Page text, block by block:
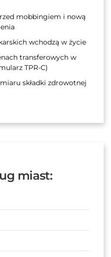
mobbingiem i nową
wchodzą w życie
transferowych w
TPR-C)
składki zdrowotnej
miast: